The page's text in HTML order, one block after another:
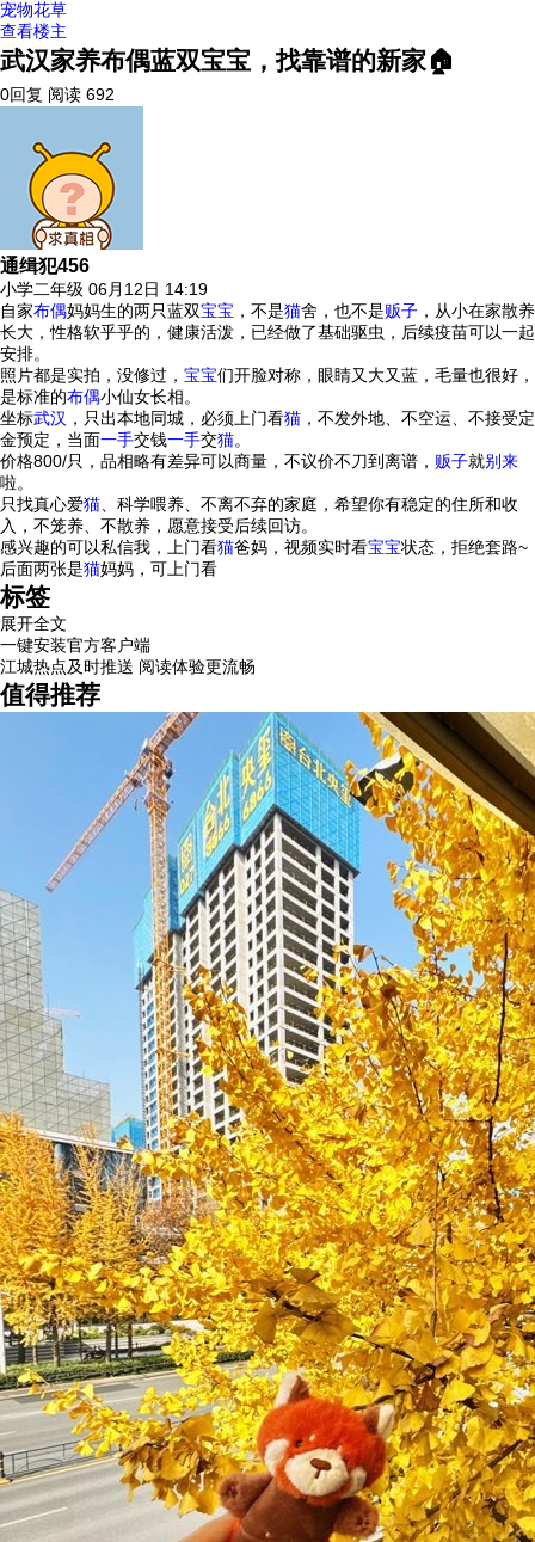
宠物花草
查看楼主
武汉家养布偶蓝双宝宝，找靠谱的新家🏠
0回复 阅读 692
通缉犯456
小学二年级 06月12日 14:19
自家布偶妈妈生的两只蓝双宝宝 ，不是猫舍，也不是贩子 ，从小在家散养
长大，性格软乎乎的，健康活泼，已经做了基础驱虫，后续疫苗可以一起
安排。
照片都是实拍，没修过， 宝宝们开脸对称，眼睛又大又蓝，毛量也很好，
是标准的布偶小仙女长相。
坐标武汉 ，只出本地同城，必须上门看猫 ，不发外地、不空运、不接受定
金预定，当面一手交钱一手交猫。
价格800/只，品相略有差异可以商量，不议价不刀到离谱， 贩子就别来
啦。
只找真心爱猫 、科学喂养、不离不弃的家庭，希望你有稳定的住所和收
入，不笼养、不散养，愿意接受后续回访。
感兴趣的可以私信我，上门看猫爸妈，视频实时看宝宝状态，拒绝套路~
后面两张是猫妈妈，可上门看
标签
展开全文
一键安装官方客户端
江城热点及时推送 阅读体验更流畅
值得推荐